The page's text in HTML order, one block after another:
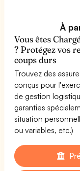
À
Vous êtes
? Protégez vos
coups durs
Trouvez des
conçus pour
de gestion
garanties
situation
ou variables, etc.)